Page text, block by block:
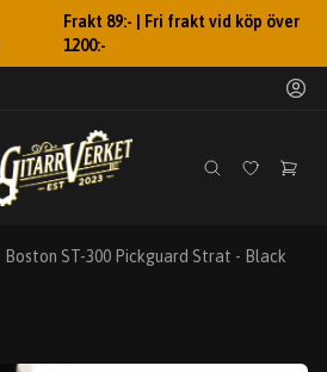
Frakt 89:- | Fri frakt vid köp över
1200:-
Boston ST-300 Pickguard Strat - Black